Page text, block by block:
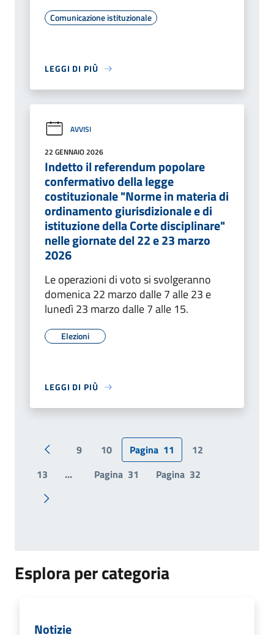
Comunicazione istituzionale
LEGGI DI PIÙ
AVVISI
22 GENNAIO 2026
Indetto il referendum popolare
confermativo della legge
costituzionale "Norme in materia di
ordinamento giurisdizionale e di
istituzione della Corte disciplinare"
nelle giornate del 22 e 23 marzo
2026
Le operazioni di voto si svolgeranno
domenica 22 marzo dalle 7 alle 23 e
lunedì 23 marzo dalle 7 alle 15.
Elezioni
LEGGI DI PIÙ
Pagina precedente
9 10 Pagina 11
12
13
... Pagina 31 Pagina 32
Pagina successiva
Esplora per categoria
Notizie